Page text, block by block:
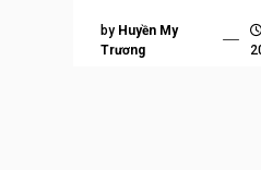
by Huyền My
Trương